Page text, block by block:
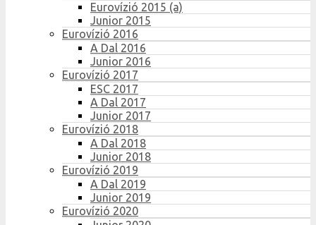
Eurovízió 2015 (a)
Junior 2015
Eurovízió 2016
A Dal 2016
Junior 2016
Eurovízió 2017
ESC 2017
A Dal 2017
Junior 2017
Eurovízió 2018
A Dal 2018
Junior 2018
Eurovízió 2019
A Dal 2019
Junior 2019
Eurovízió 2020